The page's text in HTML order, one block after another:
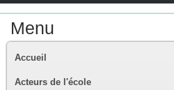
Menu
Accueil
Acteurs de l'école